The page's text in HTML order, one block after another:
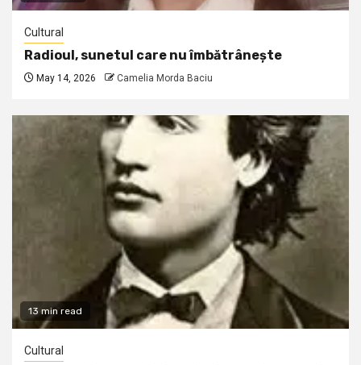
Cultural
Radioul, sunetul care nu îmbătrânește
May 14, 2026 Camelia Morda Baciu
13 min read
Cultural